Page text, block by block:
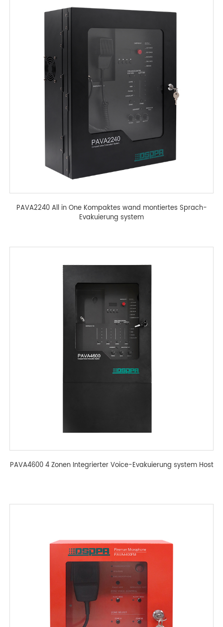
PAVA2240 All in One Kompaktes wand montiertes Sprach-
Evakuierung system
PAVA4600 4 Zonen Integrierter Voice-Evakuierung system Host